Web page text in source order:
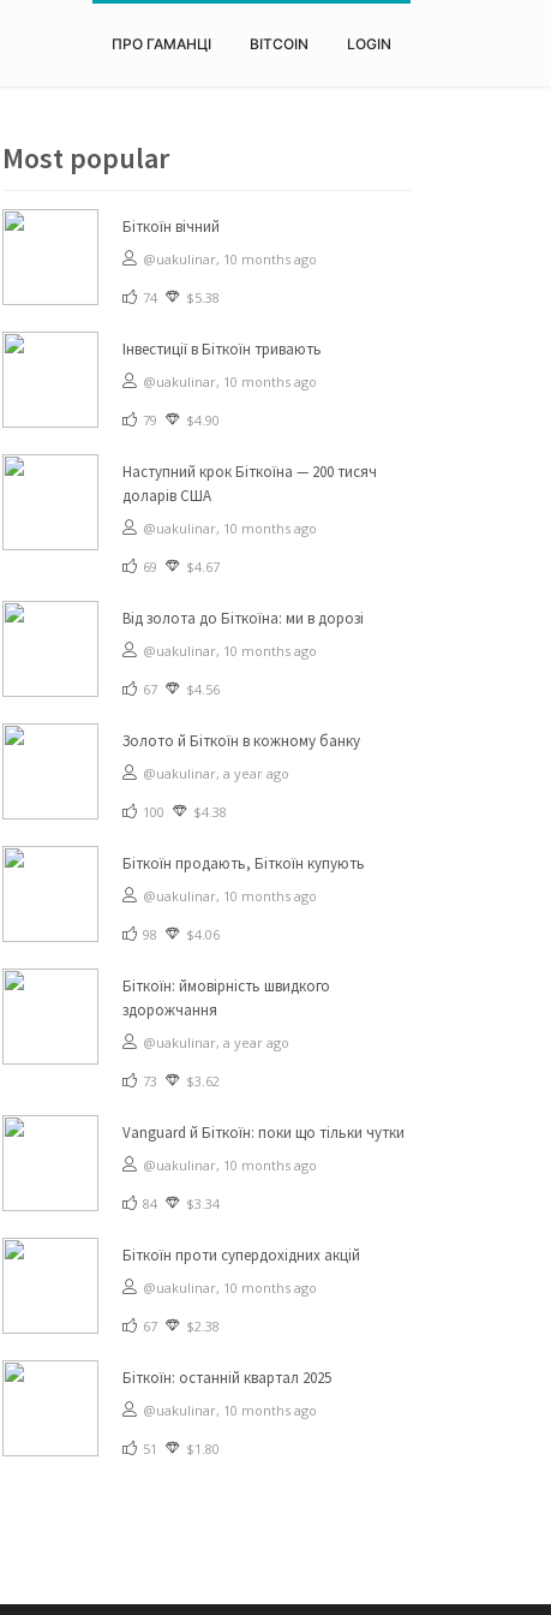
ПРО ГАМАНЦІ BITCOIN LOGIN
Most popular
Біткоїн вічний
@uakulinar, 10 months ago
74 $5.38
Інвестиції в Біткоїн тривають
@uakulinar, 10 months ago
79 $4.90
Наступний крок Біткоїна — 200 тисяч
доларів США
@uakulinar, 10 months ago
69 $4.67
Від золота до Біткоїна: ми в дорозі
@uakulinar, 10 months ago
67 $4.56
Золото й Біткоїн в кожному банку
@uakulinar, a year ago
100 $4.38
Біткоїн продають, Біткоїн купують
@uakulinar, 10 months ago
98 $4.06
Біткоїн: ймовірність швидкого
здорожчання
@uakulinar, a year ago
73 $3.62
Vanguard й Біткоїн: поки що тільки чутки
@uakulinar, 10 months ago
84 $3.34
Біткоїн проти супердохідних акцій
@uakulinar, 10 months ago
67 $2.38
Біткоїн: останній квартал 2025
@uakulinar, 10 months ago
51 $1.80